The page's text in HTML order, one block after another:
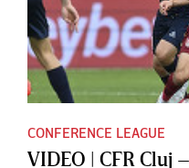
CONFERENCE LEAGUE
VIDEO | CFR Cluj